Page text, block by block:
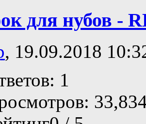
для нубов -
, 19.09.2018
1